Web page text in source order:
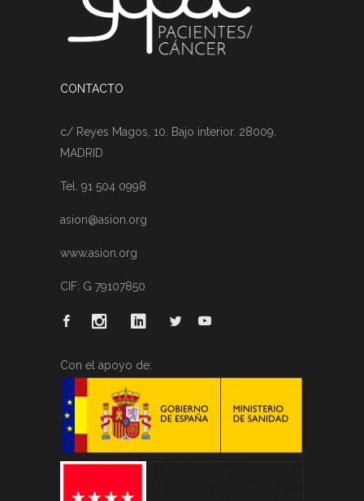
CONTACTO
c/ Reyes Magos, 10. Bajo interior. 28009.
MADRID
Tel. 91 504 0998
asion@asion.org
www.asion.org
CIF: G 79107850
Con el apoyo de: